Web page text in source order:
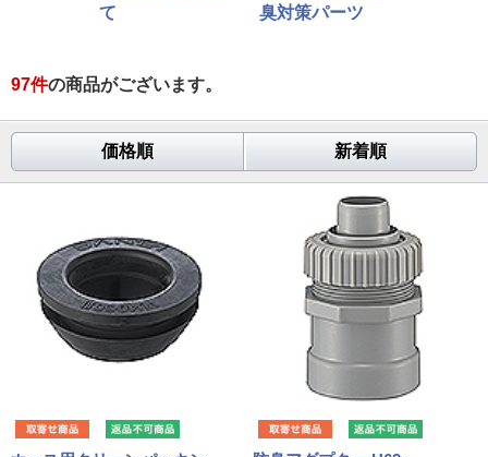
て
臭対策パーツ
97件の商品がございます。
価格順 新着順